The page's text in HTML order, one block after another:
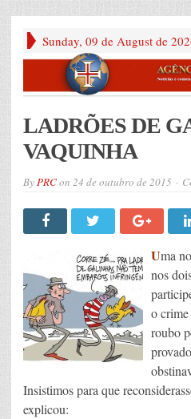
Sunday, 09 de August de
LADRÕES DE
VAQUINHA
ByPRCon 24 de outubro de 2015
Uma
nos
o
roubo
Insistimos para que
explicou: